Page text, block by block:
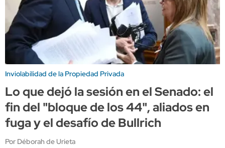
Inviolabilidad de la Propiedad Privada
Lo que dejó la sesión en el Senado: el
fin del "bloque de los 44", aliados en
fuga y el desafío de Bullrich
Por Déborah de Urieta